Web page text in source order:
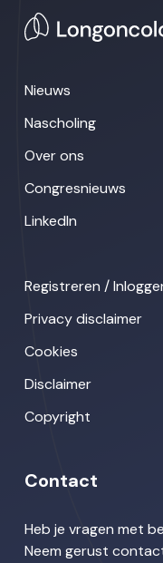
Nieuws
Nascholing
Over ons
Congresnieuws
LinkedIn
Registreren /
Privacy disclaimer
Cookies
Disclaimer
Copyright
Contact
Heb je vragen met
Neem gerust